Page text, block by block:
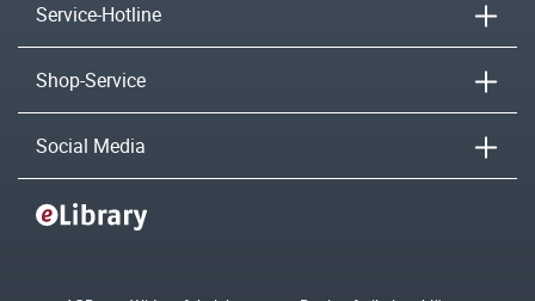
Service-Hotline
Shop-Service
Social Media